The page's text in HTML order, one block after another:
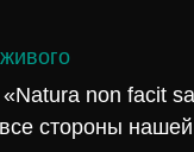
«Natura non facit
стороны